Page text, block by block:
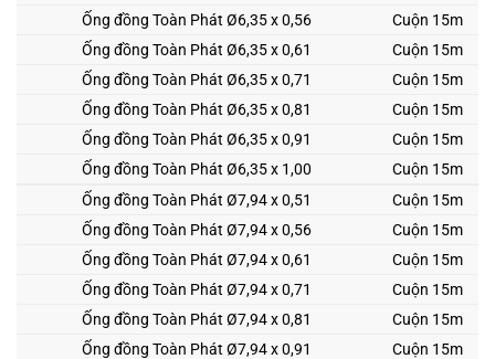
Ống đồng Toàn Phát Ø6,35 x 0,56
Cuộn 15m
Ống đồng Toàn Phát Ø6,35 x 0,61
Cuộn 15m
Ống đồng Toàn Phát Ø6,35 x 0,71
Cuộn 15m
Ống đồng Toàn Phát Ø6,35 x 0,81
Cuộn 15m
Ống đồng Toàn Phát Ø6,35 x 0,91
Cuộn 15m
Ống đồng Toàn Phát Ø6,35 x 1,00
Cuộn 15m
Ống đồng Toàn Phát Ø7,94 x 0,51
Cuộn 15m
Ống đồng Toàn Phát Ø7,94 x 0,56
Cuộn 15m
Ống đồng Toàn Phát Ø7,94 x 0,61
Cuộn 15m
Ống đồng Toàn Phát Ø7,94 x 0,71
Cuộn 15m
Ống đồng Toàn Phát Ø7,94 x 0,81
Cuộn 15m
Ống đồng Toàn Phát Ø7,94 x 0,91
Cuộn 15m